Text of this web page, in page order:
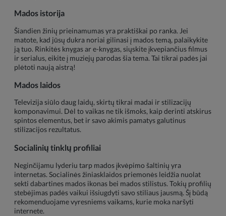
Mados istorija
Šiandien žinių prieinamumas yra praktiškai po ranka. Jei
matote, kad jūsų dukra noriai gilinasi į mados temą, palaikykite
ją tuo. Rinkitės knygas ar e-knygas, siųskite įkvepiančius filmus
ir serialus, eikite į muziejų parodas šia tema. Tai tikrai padės jai
plėtoti naują aistrą!
Mados laidos
Televizija siūlo daug laidų, skirtų tikrai madai ir stilizacijų
komponavimui. Dėl to vaikas ne tik išmoks, kaip derinti atskirus
spintos elementus, bet ir savo akimis pamatys galutinus
stilizacijos rezultatus.
Socialinių tinklų profiliai
Neginčijamu lyderiu tarp mados įkvėpimo šaltinių yra
internetas. Socialinės žiniasklaidos priemonės leidžia nuolat
sekti dabartines mados ikonas bei mados stilistus. Tokių profilių
stebėjimas padės vaikui išsiugdyti savo stiliaus jausmą. Šį būdą
rekomenduojame vyresniems vaikams, kurie moka naršyti
internete.